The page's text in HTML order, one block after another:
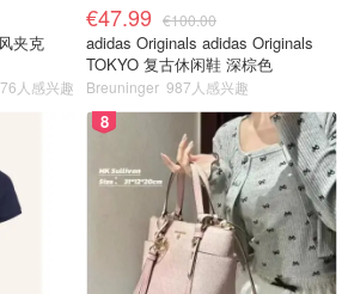
夹克
人感兴趣
€47.99 €100.00
adidas Originals adidas Originals
TOKYO 复古休闲鞋 深棕色
Breuninger 987人感兴趣
8